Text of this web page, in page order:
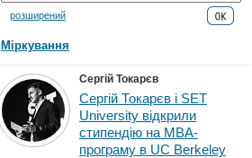
розширений
Міркування
Сергій Токарєв
Сергій Токарєв і SET
University відкрили
стипендію на MBA-
програму в UC Berkeley